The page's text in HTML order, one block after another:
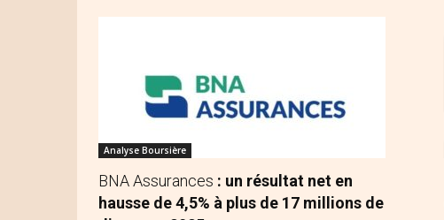
Analyse Boursière
BNA Assurances : un résultat net en
hausse de 4,5% à plus de 17 millions de